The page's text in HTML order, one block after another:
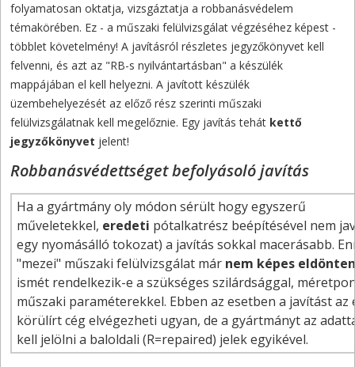
folyamatosan oktatja, vizsgáztatja a robbanásvédelem
témakörében. Ez - a műszaki felülvizsgálat végzéséhez képest -
többlet követelmény! A javításról részletes jegyzőkönyvet kell
felvenni, és azt az "RB-s nyilvántartásban" a készülék
mappájában el kell helyezni. A javított készülék
üzembehelyezését az előző rész szerinti műszaki
felülvizsgálatnak kell megelőznie. Egy javítás tehát kettő
jegyzőkönyvet jelent!
Robbanásvédettséget befolyásoló javítás
Ha a gyártmány oly módon sérült hogy egyszerű
műveletekkel, eredeti pótalkatrész beépítésével nem
egy nyomásálló tokozat) a javítás sokkal macerásabb.
"mezei" műszaki felülvizsgálat már nem képes
ismét rendelkezik-e a szükséges szilárdsággal,
műszaki paraméterekkel. Ebben az esetben a javítást az
körülírt cég elvégezheti ugyan, de a gyártmányt az
kell jelölni a baloldali (R=repaired) jelek egyikével.